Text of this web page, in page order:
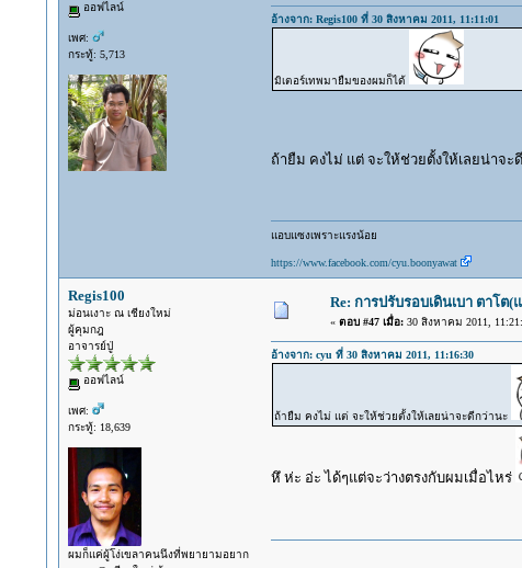
ออฟไลน์
เพศ:
กระทู้: 5,713
อ้างจาก: Regis100 ที่ 30 สิงหาคม 2011, 11:11:01
มิเตอร์เทพมายืมของผมก็ได้
ถ้ายืม คงไม่ แต่ จะให้ช่วยตั้งให้เลยน่าจะ
แอบแซงเพราะแรงน้อย
https://www.facebook.com/cyu.boonyawat
Regis100
ม่อนเงาะ ณ เชียงใหม่
ผู้คุมกฎ
อาจารย์ปู่
ออฟไลน์
เพศ:
กระทู้: 18,639
ผมก็แค่ผู้โง่เขลาคนนึงที่พยายามอยาก
Re: การปรับรอบเดินเบา ตาโ
« ตอบ #47 เมื่อ:30 สิงหาคม 2011,
อ้างจาก: cyu ที่ 30 สิงหาคม 2011, 11:16:30
ถ้ายืม คงไม่ แต่ จะให้ช่วยตั้งให้เลยน่าจะดีกว่านะ
หึ ห่ะ อ่ะ ได้ๆแต่จะว่างตรงกับผมเมื่อไหร่
ค้